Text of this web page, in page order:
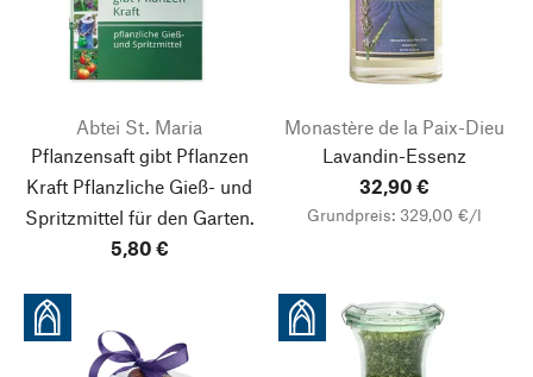
Abtei St. Maria
Pflanzensaft gibt Pflanzen
Kraft Pflanzliche Gieß- und
Spritzmittel für den Garten.
5,80 €
Monastère de la Paix-Dieu
Lavandin-Essenz
32,90 €
Grundpreis: 329,00 €/l